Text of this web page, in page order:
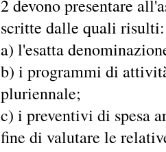
2 devono presentare
scritte dalle quali risulti:
a) l'esatta
b) i programmi di
pluriennale;
c) i preventivi di spesa
fine di valutare le